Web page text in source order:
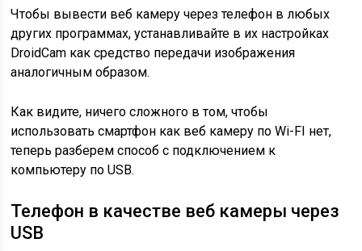
Чтобы вывести веб камеру через телефон в любых
других программах, устанавливайте в их настройках
DroidCam как средство передачи изображения
аналогичным образом.
Как видите, ничего сложного в том, чтобы
использовать смартфон как веб камеру по Wi-FI нет,
теперь разберем способ с подключением к
компьютеру по USB.
Телефон в качестве веб камеры через
USB